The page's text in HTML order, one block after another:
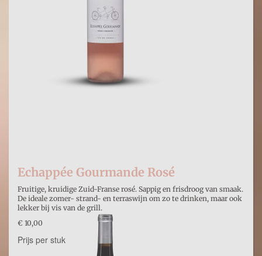
Echappée Gourmande Rosé
Fruitige, kruidige Zuid-Franse rosé. Sappig en frisdroog van smaak.
De ideale zomer- strand- en terraswijn om zo te drinken, maar ook
lekker bij vis van de grill.
€ 10,00
Prijs per stuk